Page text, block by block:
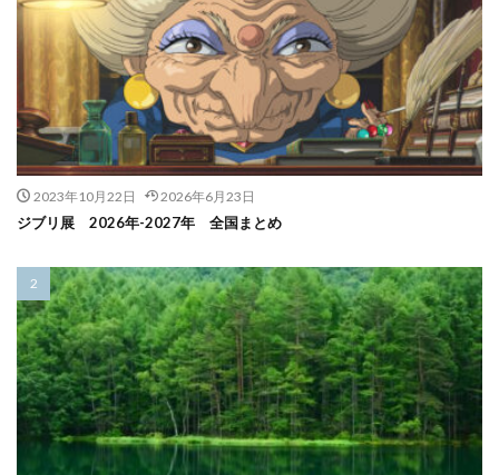
2023年10月22日 2026年6月23日
ジブリ展 2026年-2027年 全国まとめ